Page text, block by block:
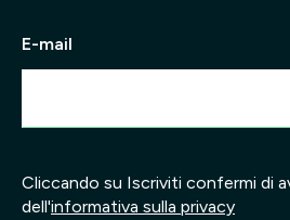
E-mail
Cliccando su Iscriviti confermi di
dell'informativa sulla privacy